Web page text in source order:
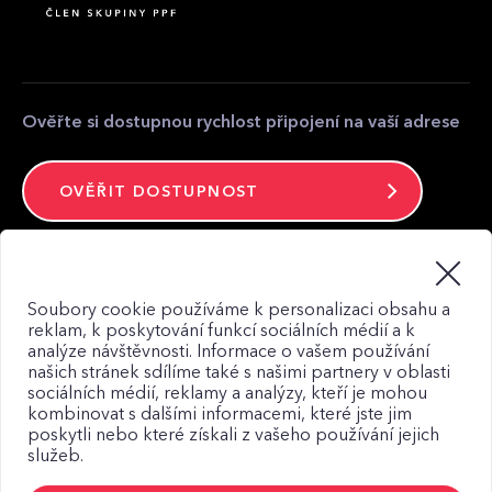
Partnerská zóna
Kontakt
Ověřte si dostupnou rychlost připojení na vaší adrese
OVĚŘIT DOSTUPNOST
Mapa webu
Zásady zpracování osobních údajů
Soubory cookie používáme k personalizaci obsahu a
reklam, k poskytování funkcí sociálních médií a k
analýze návštěvnosti. Informace o vašem používání
našich stránek sdílíme také s našimi partnery v oblasti
sociálních médií, reklamy a analýzy, kteří je mohou
kombinovat s dalšími informacemi, které jste jim
poskytli nebo které získali z vašeho používání jejich
služeb.